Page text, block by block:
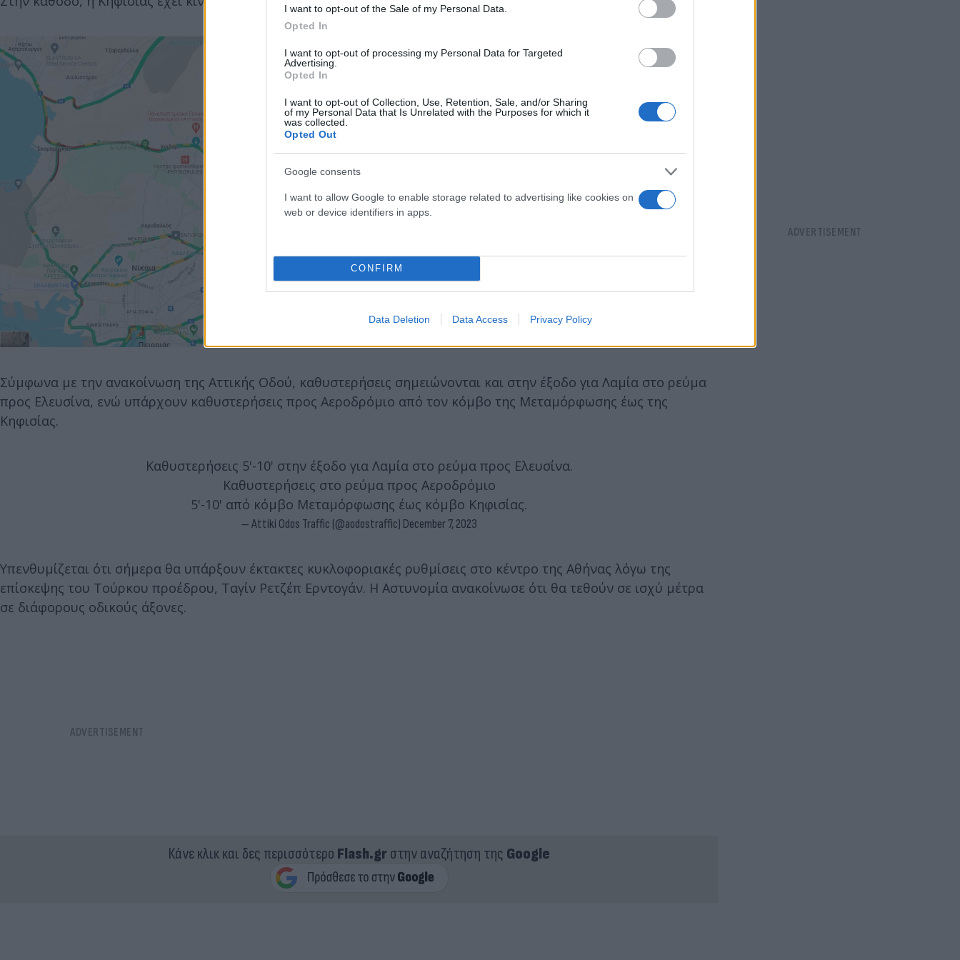
I want to opt-out of the Sale of my Personal Data.
Opted In
I want to opt-out of processing my Personal Data for Targeted
Advertising.
Opted In
I want to opt-out of Collection, Use, Retention, Sale, and/or Sharing
of my Personal Data that Is Unrelated with the Purposes for which it
was collected.
Opted Out
Google consents
I want to allow Google to enable storage related to advertising like cookies on
web or device identifiers in apps.
CONFIRM
Data Deletion Data Access Privacy Policy
Σύμφωνα με την ανακοίνωση της Αττικής Οδού, καθυστερήσεις σημειώνονται και στην έξοδο για Λαμία στο ρεύμα
προς Ελευσίνα, ενώ υπάρχουν καθυστερήσεις προς Αεροδρόμιο από τον κόμβο της Μεταμόρφωσης έως της
Κηφισίας.
Καθυστερήσεις 5'-10' στην έξοδο για Λαμία στο ρεύμα προς Ελευσίνα.
Καθυστερήσεις στο ρεύμα προς Αεροδρόμιο
5'-10' από κόμβο Μεταμόρφωσης έως κόμβο Κηφισίας.
— Attiki Odos Traffic (@aodostraffic) December 7, 2023
Υπενθυμίζεται ότι σήμερα θα υπάρξουν έκτακτες κυκλοφοριακές ρυθμίσεις στο κέντρο της Αθήνας λόγω της
επίσκεψης του Τούρκου προέδρου, Ταγίν Ρετζέπ Ερντογάν. Η Αστυνομία ανακοίνωσε ότι θα τεθούν σε ισχύ μέτρα
σε διάφορους οδικούς άξονες.
Κάνε κλικ και δες περισσότερο Flash.grστην αναζήτηση της Google